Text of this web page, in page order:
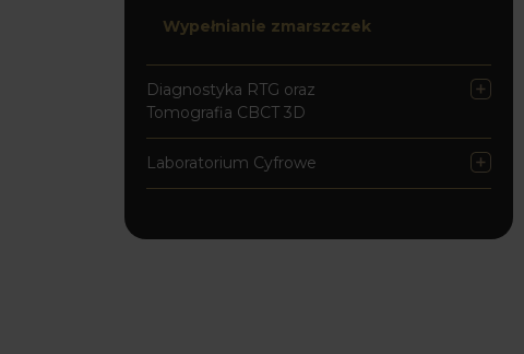
Wypełnianie zmarszczek
Diagnostyka RTG oraz
Tomografia CBCT 3D
Laboratorium Cyfrowe